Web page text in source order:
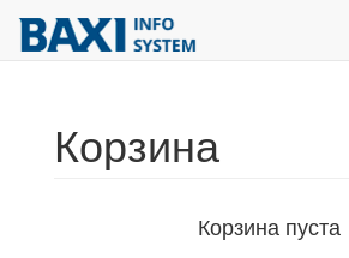
Корзина
Корзина пуста